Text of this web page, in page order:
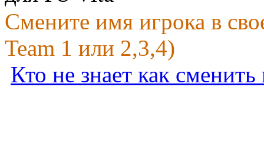
Смените имя игрока в
Team 1 или 2,3,4)
Кто не знает как